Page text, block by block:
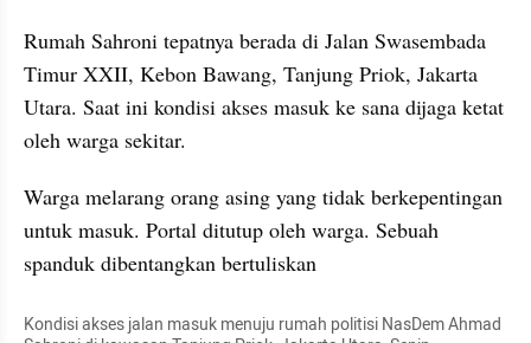
Rumah Sahroni tepatnya berada di Jalan Swasembada
Timur XXII, Kebon Bawang, Tanjung Priok, Jakarta
Utara. Saat ini kondisi akses masuk ke sana dijaga ketat
oleh warga sekitar.
Warga melarang orang asing yang tidak berkepentingan
untuk masuk. Portal ditutup oleh warga. Sebuah
spanduk dibentangkan bertuliskan
Kondisi akses jalan masuk menuju rumah politisi NasDem Ahmad